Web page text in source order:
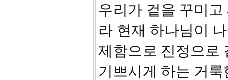
우리가 겉을 꾸미
라 현재 하나님이
제함으로 진정으로
기쁘시게 하는 거